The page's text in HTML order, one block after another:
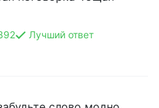
Лучший ответ